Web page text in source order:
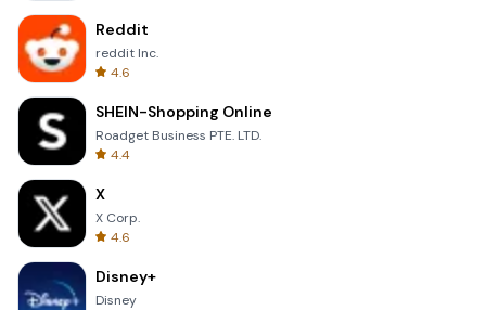
Reddit
reddit Inc.
4.6
SHEIN-Shopping Online
Roadget Business PTE. LTD.
4.4
X
X Corp.
4.6
Disney+
Disney